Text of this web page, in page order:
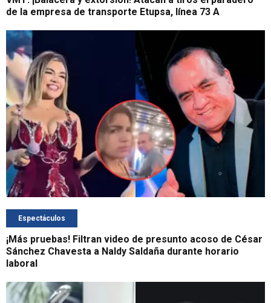
de la empresa de transporte Etupsa, línea 73 A
Espectáculos
¡Más pruebas! Filtran video de presunto acoso de César
Sánchez Chavesta a Naldy Saldaña durante horario
laboral